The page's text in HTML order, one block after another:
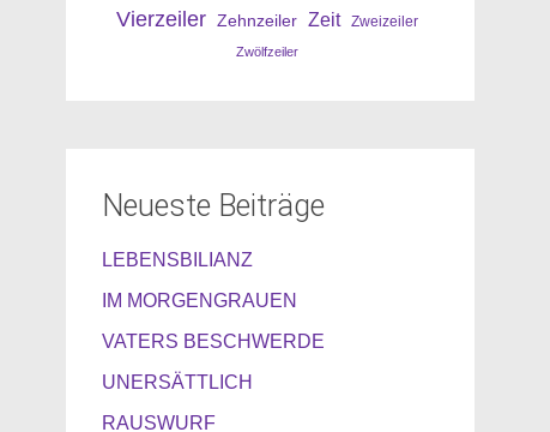
Vierzeiler Zehnzeiler Zeit Zweizeiler
Zwölfzeiler
Neueste Beiträge
LEBENSBILIANZ
IM MORGENGRAUEN
VATERS BESCHWERDE
UNERSÄTTLICH
RAUSWURF